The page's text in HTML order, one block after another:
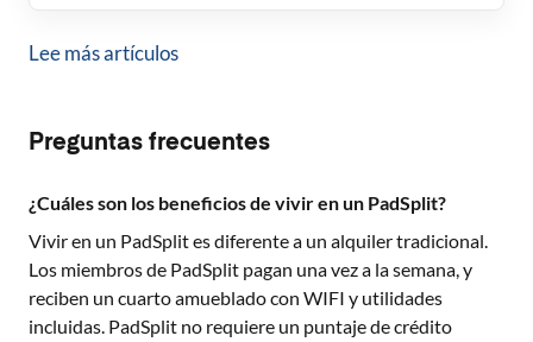
Lee más artículos
Preguntas frecuentes
¿Cuáles son los beneficios de vivir en un PadSplit?
Vivir en un PadSplit es diferente a un alquiler tradicional.
Los miembros de PadSplit pagan una vez a la semana, y
reciben un cuarto amueblado con WIFI y utilidades
incluidas. PadSplit no requiere un puntaje de crédito